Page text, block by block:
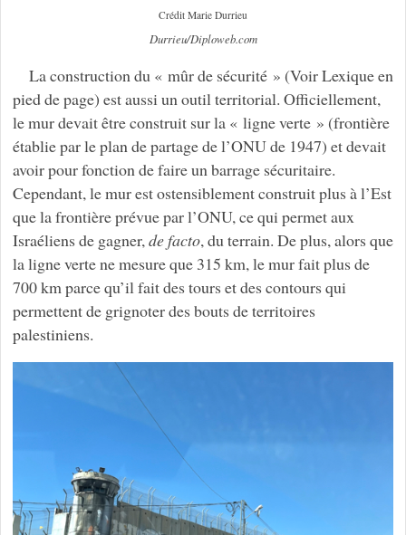
Crédit Marie Durrieu
Durrieu/Diploweb.com
La construction du « mûr de sécurité » (Voir Lexique en
pied de page) est aussi un outil territorial. Officiellement,
le mur devait être construit sur la « ligne verte » (frontière
établie par le plan de partage de l’ONU de 1947) et devait
avoir pour fonction de faire un barrage sécuritaire.
Cependant, le mur est ostensiblement construit plus à l’Est
que la frontière prévue par l’ONU, ce qui permet aux
Israéliens de gagner,de facto, du terrain. De plus, alors que
la ligne verte ne mesure que 315 km, le mur fait plus de
700 km parce qu’il fait des tours et des contours qui
permettent de grignoter des bouts de territoires
palestiniens.